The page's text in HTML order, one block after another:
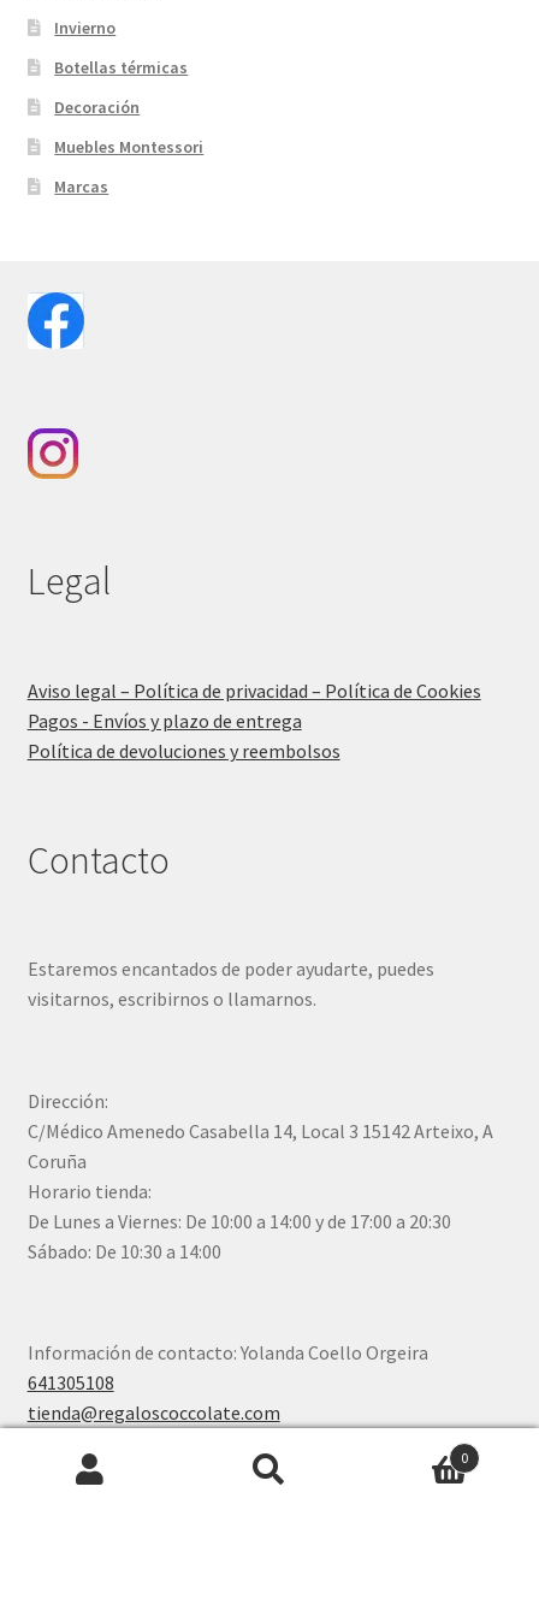
Invierno
Botellas térmicas
Decoración
Muebles Montessori
Marcas
Legal
Aviso legal – Política de privacidad – Política de Cookies
Pagos - Envíos y plazo de entrega
Política de devoluciones y reembolsos
Contacto
Estaremos encantados de poder ayudarte, puedes
visitarnos, escribirnos o llamarnos.
Dirección:
C/Médico Amenedo Casabella 14, Local 3 15142 Arteixo, A
Coruña
Horario tienda:
De Lunes a Viernes: De 10:00 a 14:00 y de 17:00 a 20:30
Sábado: De 10:30 a 14:00
Información de contacto: Yolanda Coello Orgeira
641305108
tienda@regaloscoccolate.com
0